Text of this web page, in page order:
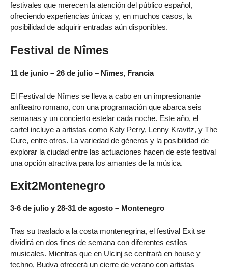
festivales que merecen la atención del público español,
ofreciendo experiencias únicas y, en muchos casos, la
posibilidad de adquirir entradas aún disponibles.
Festival de Nîmes
11 de junio – 26 de julio – Nîmes, Francia
El Festival de Nîmes se lleva a cabo en un impresionante
anfiteatro romano, con una programación que abarca seis
semanas y un concierto estelar cada noche. Este año, el
cartel incluye a artistas como Katy Perry, Lenny Kravitz, y The
Cure, entre otros. La variedad de géneros y la posibilidad de
explorar la ciudad entre las actuaciones hacen de este festival
una opción atractiva para los amantes de la música.
Exit2Montenegro
3-6 de julio y 28-31 de agosto – Montenegro
Tras su traslado a la costa montenegrina, el festival Exit se
dividirá en dos fines de semana con diferentes estilos
musicales. Mientras que en Ulcinj se centrará en house y
techno, Budva ofrecerá un cierre de verano con artistas